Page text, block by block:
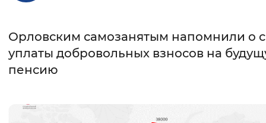
Без засечек С засечками
Орловским самозанятым напомнили о
уплаты добровольных взносов на
пенсию